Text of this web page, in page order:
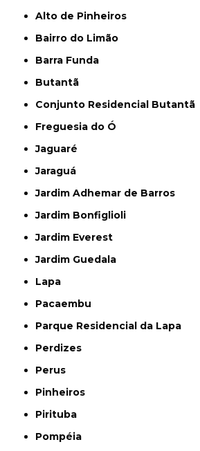
Alto de Pinheiros
Bairro do Limão
Barra Funda
Butantã
Conjunto Residencial Butantã
Freguesia do Ó
Jaguaré
Jaraguá
Jardim Adhemar de Barros
Jardim Bonfiglioli
Jardim Everest
Jardim Guedala
Lapa
Pacaembu
Parque Residencial da Lapa
Perdizes
Perus
Pinheiros
Pirituba
Pompéia